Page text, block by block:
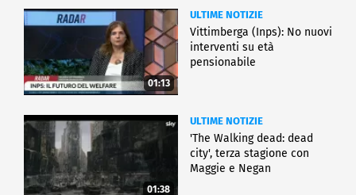
01:13
ULTIME NOTIZIE
Vittimberga (Inps): No nuovi
interventi su età
pensionabile
01:38
ULTIME NOTIZIE
'The Walking dead: dead
city', terza stagione con
Maggie e Negan